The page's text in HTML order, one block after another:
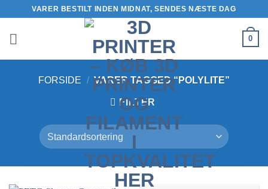
indhold
VARER BESTILT INDEN MIDNAT, SENDES NÆSTE DAG
0
FORSIDE / VARER TAGGED “POLYLITE”
FILTER